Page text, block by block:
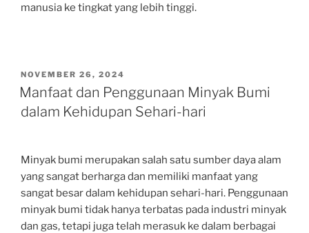
manusia ke tingkat yang lebih tinggi.
POSTED
ON
NOVEMBER 26, 2024
Manfaat dan Penggunaan Minyak Bumi
dalam Kehidupan Sehari-hari
Minyak bumi merupakan salah satu sumber daya alam
yang sangat berharga dan memiliki manfaat yang
sangat besar dalam kehidupan sehari-hari. Penggunaan
minyak bumi tidak hanya terbatas pada industri minyak
dan gas, tetapi juga telah merasuk ke dalam berbagai